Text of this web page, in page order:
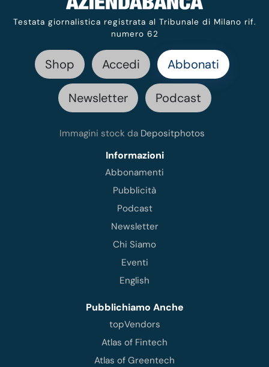
Testata giornalistica registrata al Tribunale di Milano rif.
numero 62
Shop Accedi Abbonati
Newsletter Podcast
Immagini stock da Depositphotos
Informazioni
Abbonamenti
Pubblicità
Podcast
Newsletter
Chi Siamo
Eventi
English
Pubblichiamo Anche
topVendors
Atlas of Fintech
Atlas of Greentech